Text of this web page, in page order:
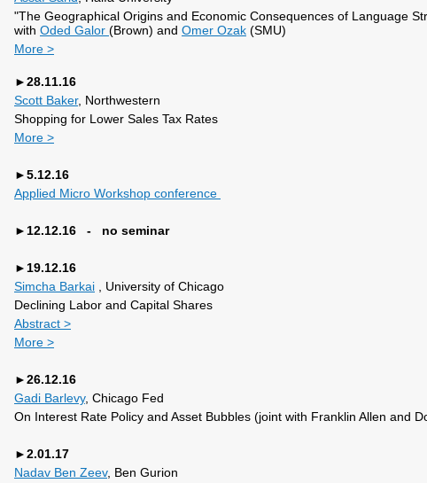
"The Geographical Origins and Economic Consequences of Language
with Oded Galor (Brown) and Omer Ozak (SMU)
More >
►28.11.16
Scott Baker, Northwestern
Shopping for Lower Sales Tax Rates
More >
►5.12.16
Applied Micro Workshop conference
►12.12.16 - no seminar
►19.12.16
Simcha Barkai , University of Chicago
Declining Labor and Capital Shares
Abstract >
More >
►26.12.16
Gadi Barlevy, Chicago Fed
On Interest Rate Policy and Asset Bubbles (joint with Franklin Allen and
►2.01.17
Nadav Ben Zeev, Ben Gurion